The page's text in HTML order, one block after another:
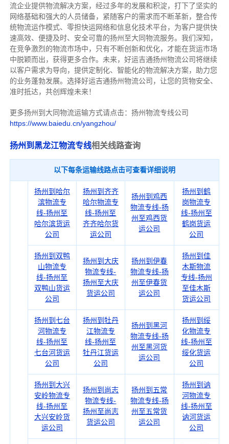
流企业提供物流解决方案，经过多年的发展和积淀，打下了坚实的
网络基础和强大的人员储备，紧随客户的需求而不断革新，整合传
统物流运作模式、零担快运网络和信息化技术平台，为客户提供快
速高效、便捷及时、安全可靠的扬州至大同物流服务。 我们深知，
在竞争激烈的物流市场中，只有不断创新和优化，才能在货运市场
中脱颖而出，获得更多合作。 未来，好运吉通扬州物流公司将继续
以客户需求为导向，提供定制化、智能化的物流解决方案，助力您
的业务蓬勃发展。选择好运吉通扬州物流公司，让您的货物安全、
准时抵达，共创辉煌未来！
更多扬州到大同物流运输方式请点击：扬州物流专线公司
https://www.baiedu.cn/yangzhou/
扬州到黑龙江物流专线相关线路查询
以下每条运输线路点击可查看详细说明
扬州到哈尔
滨物流专
线-扬州至
哈尔滨货运
公司
扬州到齐齐
哈尔物流专
线-扬州至
齐齐哈尔货
运公司
扬州到鸡西
物流专线-扬
州至鸡西货
运公司
扬州到鹤
岗物流专
线-扬州至
鹤岗货运
公司
扬州到双鸭
山物流专
线-扬州至
双鸭山货运
公司
扬州到大庆
物流专线-
扬州至大庆
货运公司
扬州到伊春
物流专线-扬
州至伊春货
运公司
扬州到佳
木斯物流
专线-扬州
至佳木斯
货运公司
扬州到七台
河物流专
线-扬州至
七台河货运
公司
扬州到牡丹
江物流专
线-扬州至
牡丹江货运
公司
扬州到黑河
物流专线-扬
州至黑河货
运公司
扬州到绥
化物流专
线-扬州至
绥化货运
公司
扬州到大兴
安岭物流专
线-扬州至
大兴安岭货
运公司
扬州到尚志
物流专线-
扬州至尚志
货运公司
扬州到五常
物流专线-扬
州至五常货
运公司
扬州到讷
河物流专
线-扬州至
讷河货运
公司